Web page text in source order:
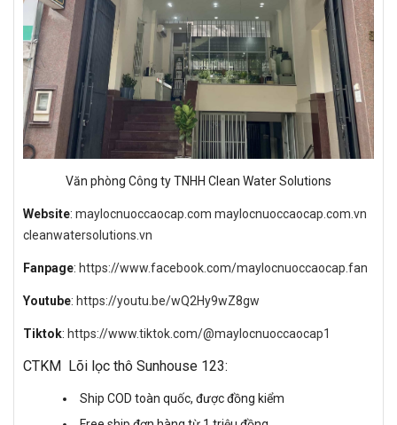
Văn phòng Công ty TNHH Clean Water Solutions
Website: maylocnuoccaocap.com maylocnuoccaocap.com.vn
cleanwatersolutions.vn
Fanpage: https://www.facebook.com/maylocnuoccaocap.fan
Youtube: https://youtu.be/wQ2Hy9wZ8gw
Tiktok: https://www.tiktok.com/@maylocnuoccaocap1
CTKM Lõi lọc thô Sunhouse 123:
Ship COD toàn quốc, được đồng kiểm